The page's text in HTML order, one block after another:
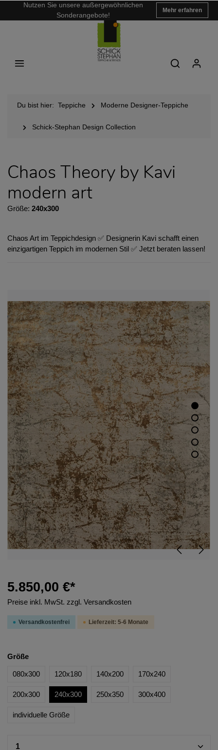
Nutzen Sie unsere außergewöhnlichen
Sonderangebote!
Mehr erfahren
Du bist hier: Teppiche Moderne Designer-Teppiche
Schick-Stephan Design Collection
Chaos Theory by Kavi
modern art
Größe: 240x300
Chaos Art im Teppichdesign ✅ Designerin Kavi schafft einen
einzigartigen Teppich im modernen Stil ✅ Jetzt beraten lassen!
5.850,00 €*
Preise inkl. MwSt. zzgl. Versandkosten
Versandkostenfrei Lieferzeit: 5-6 Monate
Größe
080x300 120x180 140x200 170x240
200x300 240x300 250x350 300x400
individuelle Größe